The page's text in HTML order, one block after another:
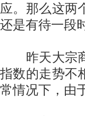
应。那么这两
还是有待一段
昨天大宗商
指数的走势不
常情况下，由